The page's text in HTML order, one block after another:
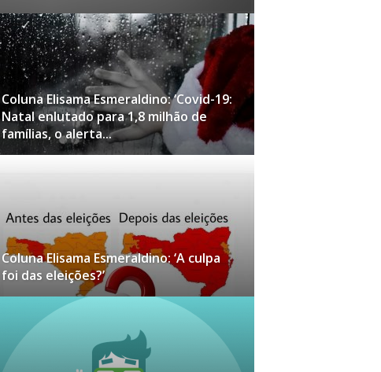
Coluna Elisama Esmeraldino: ‘Covid-19:
Natal enlutado para 1,8 milhão de
famílias, o alerta...
Coluna Elisama Esmeraldino: ‘A culpa
foi das eleições?’